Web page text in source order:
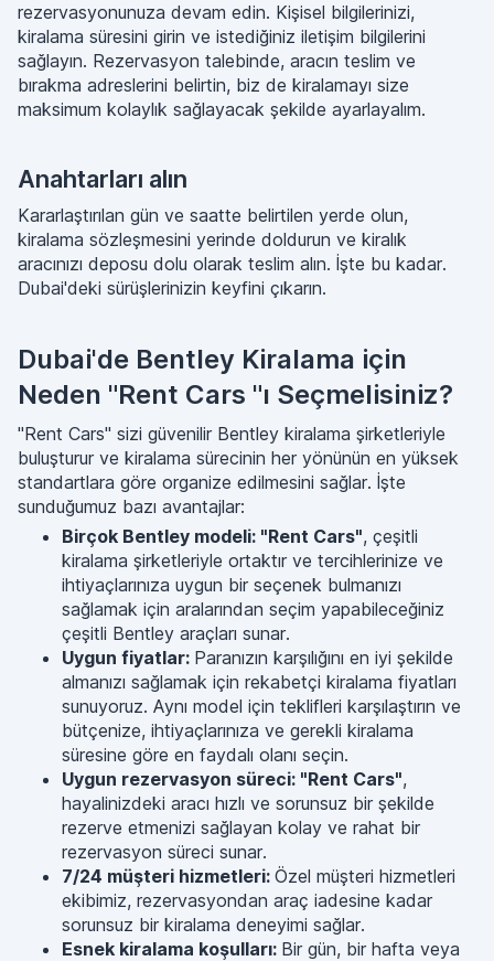
rezervasyonunuza devam edin. Kişisel bilgilerinizi,
kiralama süresini girin ve istediğiniz iletişim bilgilerini
sağlayın. Rezervasyon talebinde, aracın teslim ve
bırakma adreslerini belirtin, biz de kiralamayı size
maksimum kolaylık sağlayacak şekilde ayarlayalım.
Anahtarları alın
Kararlaştırılan gün ve saatte belirtilen yerde olun,
kiralama sözleşmesini yerinde doldurun ve kiralık
aracınızı deposu dolu olarak teslim alın. İşte bu kadar.
Dubai'deki sürüşlerinizin keyfini çıkarın.
Dubai'de Bentley Kiralama için
Neden "Rent Cars "ı Seçmelisiniz?
"Rent Cars" sizi güvenilir Bentley kiralama şirketleriyle
buluşturur ve kiralama sürecinin her yönünün en yüksek
standartlara göre organize edilmesini sağlar. İşte
sunduğumuz bazı avantajlar:
Birçok Bentley modeli: "Rent Cars", çeşitli
kiralama şirketleriyle ortaktır ve tercihlerinize ve
ihtiyaçlarınıza uygun bir seçenek bulmanızı
sağlamak için aralarından seçim yapabileceğiniz
çeşitli Bentley araçları sunar.
Uygun fiyatlar: Paranızın karşılığını en iyi şekilde
almanızı sağlamak için rekabetçi kiralama fiyatları
sunuyoruz. Aynı model için teklifleri karşılaştırın ve
bütçenize, ihtiyaçlarınıza ve gerekli kiralama
süresine göre en faydalı olanı seçin.
Uygun rezervasyon süreci: "Rent Cars",
hayalinizdeki aracı hızlı ve sorunsuz bir şekilde
rezerve etmenizi sağlayan kolay ve rahat bir
rezervasyon süreci sunar.
7/24 müşteri hizmetleri: Özel müşteri hizmetleri
ekibimiz, rezervasyondan araç iadesine kadar
sorunsuz bir kiralama deneyimi sağlar.
Esnek kiralama koşulları: Bir gün, bir hafta veya